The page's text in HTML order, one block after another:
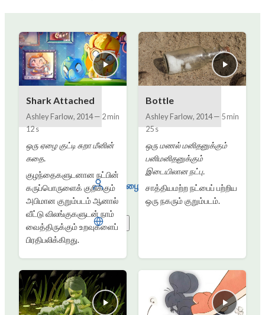
உள்நுழையவும்
தமிழ்
Shark Attached
Ashley Farlow, 2014— 2 min
12 s
ஒரு ஏழை குட்டி சுறா மீனின்
கதை.
குழந்தைகளுடனான நட்பின்
கருப்பொருளைக் குறிக்கும்
அபிமான குறும்படம் ஆனால்
வீட்டு விலங்குகளுடன் நாம்
வைத்திருக்கும் உறவுகளைப்
பிரதிபலிக்கிறது.
Bottle
Ashley Farlow, 2014— 5 min
25 s
ஒரு மணல் மனிதனுக்கும்
பனிமனிதனுக்கும்
இடையிலான நட்பு.
சாத்தியமற்ற நட்பைப் பற்றிய
ஒரு நகரும் குறும்படம்.